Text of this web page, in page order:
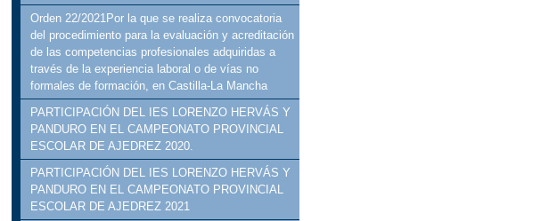
Orden 22/2021Por la que se realiza convocatoria
del procedimiento para la evaluación y acreditación
de las competencias profesionales adquiridas a
través de la experiencia laboral o de vías no
formales de formación, en Castilla-La Mancha
PARTICIPACIÓN DEL IES LORENZO HERVÁS Y
PANDURO EN EL CAMPEONATO PROVINCIAL
ESCOLAR DE AJEDREZ 2020.
PARTICIPACIÓN DEL IES LORENZO HERVÁS Y
PANDURO EN EL CAMPEONATO PROVINCIAL
ESCOLAR DE AJEDREZ 2021